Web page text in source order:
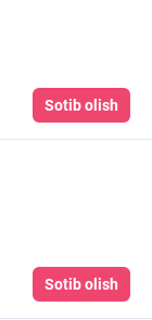
Sotib olish
Sotib olish